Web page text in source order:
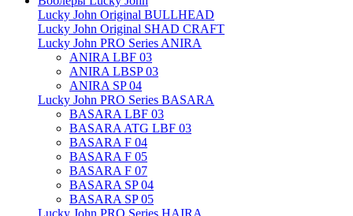
Lucky John Original BULLHEAD
Lucky John Original SHAD CRAFT
Lucky John PRO Series ANIRA
ANIRA LBF 03
ANIRA LBSP 03
ANIRA SP 04
Lucky John PRO Series BASARA
BASARA LBF 03
BASARA ATG LBF 03
BASARA F 04
BASARA F 05
BASARA F 07
BASARA SP 04
BASARA SP 05
Lucky John PRO Series HAIRA